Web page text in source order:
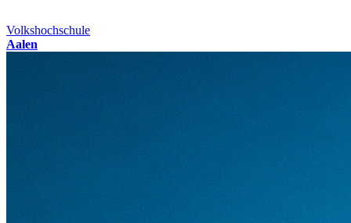
Volkshochschule
Aalen